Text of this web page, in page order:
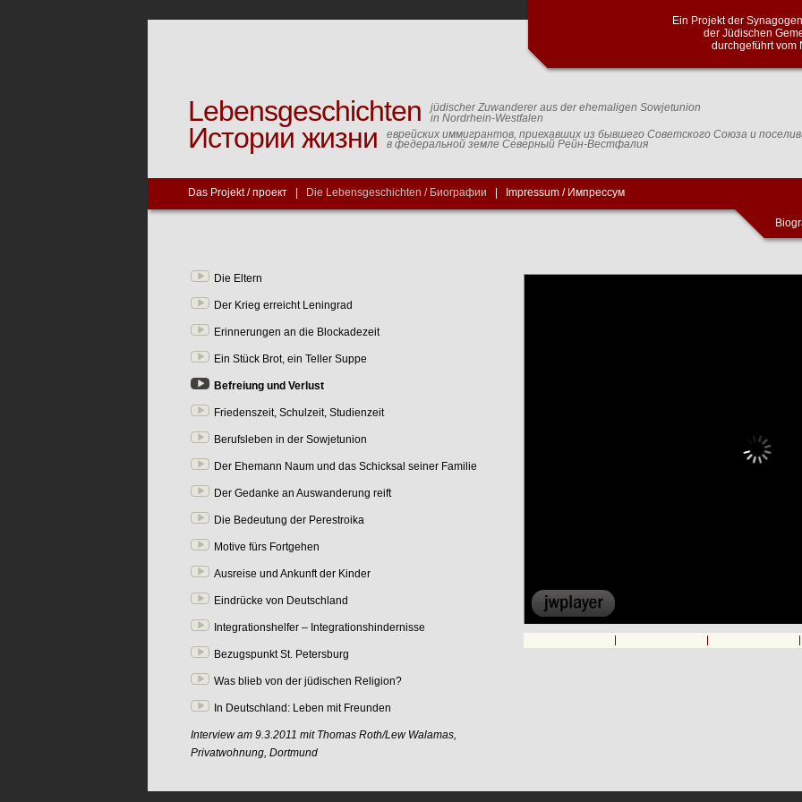
Ein Projekt der
der Jüdischen
durchgeführt vom
Lebensgeschichten
jüdischer Zuwanderer aus der ehemaligen Sowjetunion
in Nordrhein-Westfalen
Истории жизни еврейских иммигрантов, приехавших из бывшего Советского Союза и
в федеральной земле Северный Рейн-Вестфалия
Das Projekt / проект Die Lebensgeschichten / Биографии Impressum / Импрессум
Die Eltern
Der Krieg erreicht Leningrad
Erinnerungen an die Blockadezeit
Ein Stück Brot, ein Teller Suppe
Befreiung und Verlust
Friedenszeit, Schulzeit, Studienzeit
Berufsleben in der Sowjetunion
Der Ehemann Naum und das Schicksal seiner Familie
Der Gedanke an Auswanderung reift
Die Bedeutung der Perestroika
Motive fürs Fortgehen
Ausreise und Ankunft der Kinder
Eindrücke von Deutschland
Integrationshelfer – Integrationshindernisse
Bezugspunkt St. Petersburg
Was blieb von der jüdischen Religion?
In Deutschland: Leben mit Freunden
Interview am 9.3.2011 mit Thomas Roth/Lew Walamas,
Privatwohnung, Dortmund
00:00